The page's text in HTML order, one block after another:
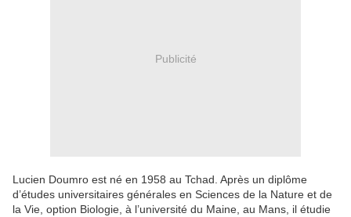
Publicité
Lucien Doumro est né en 1958 au Tchad. Après un diplôme
d’études universitaires générales en Sciences de la Nature et de
la Vie, option Biologie, à l’université du Maine, au Mans, il étudie